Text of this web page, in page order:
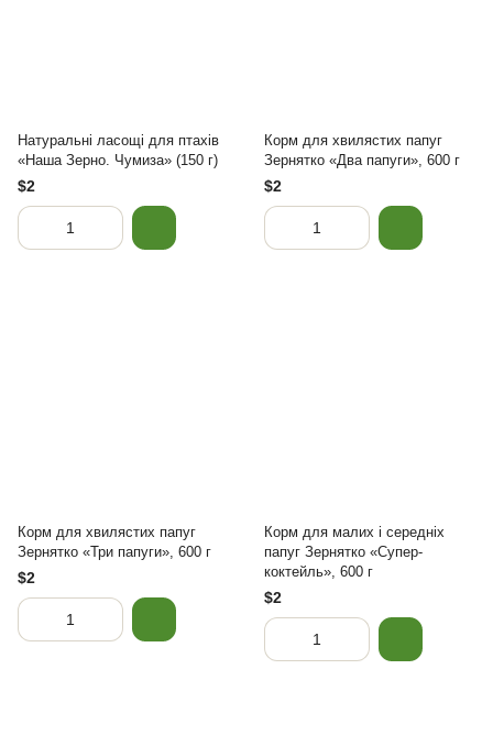
Натуральні ласощі для птахів
«Наша Зерно. Чумиза» (150 г)
$2
Корм для хвилястих папуг
Зернятко «Два папуги», 600 г
$2
Корм для хвилястих папуг
Зернятко «Три папуги», 600 г
$2
Корм для малих і середніх
папуг Зернятко «Супер-
коктейль», 600 г
$2